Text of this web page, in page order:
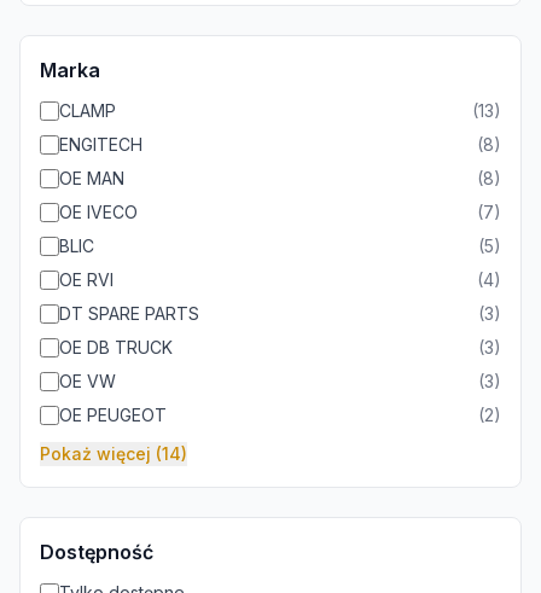
Marka
CLAMP (13)
ENGITECH
(8)
OE MAN
(8)
OE IVECO
(7)
BLIC
(5)
OE RVI
(4)
DT SPARE PARTS
(3)
OE DB TRUCK
(3)
OE VW
(3)
OE PEUGEOT
(2)
Pokaż więcej (14)
Dostępność